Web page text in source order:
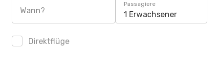
Wann?
Passagiere
1 Erwachsener
Direktflüge